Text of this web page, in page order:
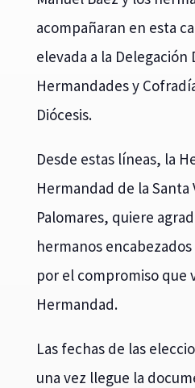
acompañaran en esta
elevada a la Delegación
Hermandades y
Diócesis.
Desde estas líneas, la
Hermandad de la Santa
Palomares, quiere
hermanos
por el compromiso que
Hermandad.
Las fechas de las
una vez llegue la